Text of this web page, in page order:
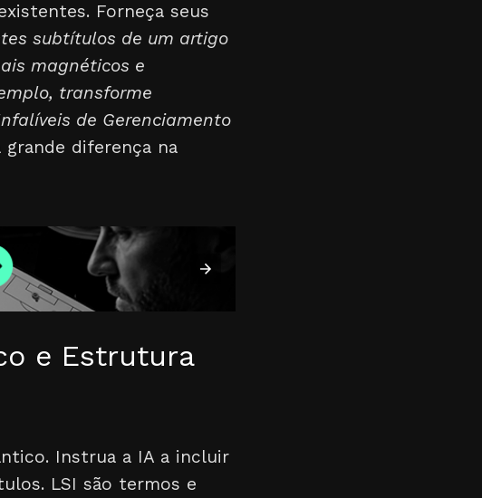
Forneça seus
subtítulos de um artigo
magnéticos e
transforme
de Gerenciamento
diferença na
e Estrutura
Instrua a IA a incluir
LSI são termos e